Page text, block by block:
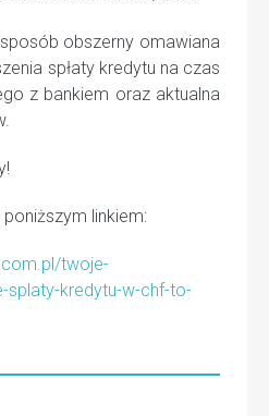
obszerny omawiana
spłaty kredytu na czas
z bankiem oraz aktualna
linkiem:
twoje-
splaty-kredytu-w-chf-to-